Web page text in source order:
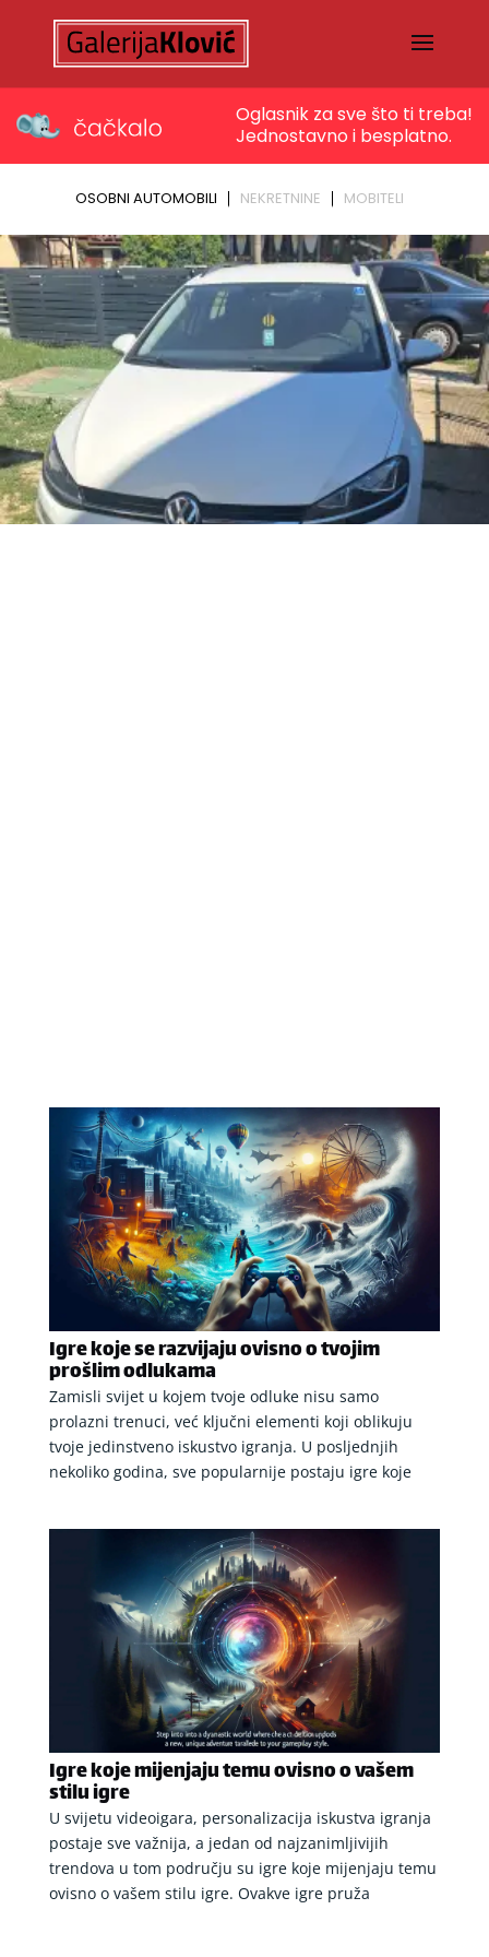
Igre koje se razvijaju ovisno o tvojim
prošlim odlukama
Zamisli svijet u kojem tvoje odluke nisu samo
prolazni trenuci, već ključni elementi koji oblikuju
tvoje jedinstveno iskustvo igranja. U posljednjih
nekoliko godina, sve popularnije postaju igre koje
Igre koje mijenjaju temu ovisno o vašem
stilu igre
U svijetu videoigara, personalizacija iskustva igranja
postaje sve važnija, a jedan od najzanimljivijih
trendova u tom području su igre koje mijenjaju temu
ovisno o vašem stilu igre. Ovakve igre pruža